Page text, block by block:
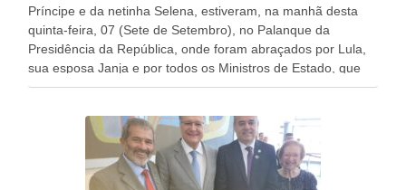
Príncipe e da netinha Selena, estiveram, na manhã desta
quinta-feira, 07 (Sete de Setembro), no Palanque da
Presidência da República, onde foram abraçados por Lula,
sua esposa Janja e por todos os Ministros de Estado, que
estavam presentes, nos Desfiles da Independência da
outros desfiles, na Esplanada dos Ministérios, disse ter sido
o deste ano, o maior e o mais organizado de todos. “Há
quatro décadas, como Patriota até no nome, participo
anualmente dos desfiles de Sete de Setembro, na